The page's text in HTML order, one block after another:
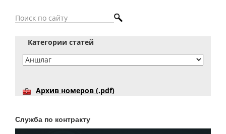
Категории статей
Архив номеров (.pdf)
Служба по контракту